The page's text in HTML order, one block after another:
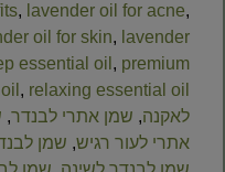
, lavender oil for acne,
oil for skin, lavender
essential oil , premium
, relaxing essential oil
לאקנה, שמן אתרי לבנדר,
אתרי לעור רגיש, שמן